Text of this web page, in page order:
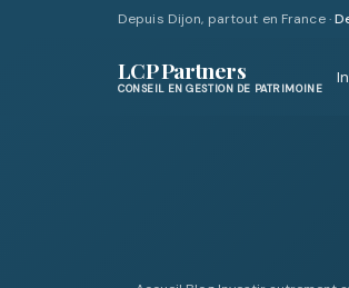
Depuis Dijon, partout en France ·
LCP Partners
CONSEIL EN GESTION DE PATRIMOINE